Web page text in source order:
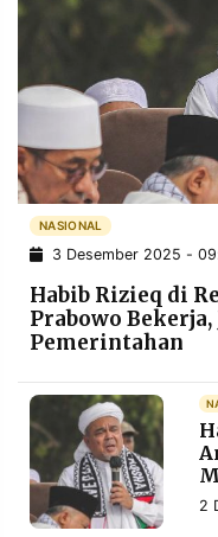
INFORMASI
PRIVACY
POLICY
INFORMASI
IKLAN
PENGADUAN
OF
IKUTI
KAMI
NASIONAL
3 Desember 2025 -
Habib Rizieq di
Prabowo Bekerja,
Pemerintahan
2